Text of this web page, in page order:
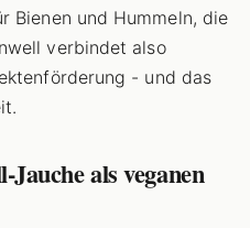
Bienen und Hummeln, die
verbindet also
- und das
als veganen